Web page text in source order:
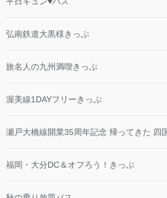
弘南鉄道大黒様きっぷ
旅名人の九州満喫きっぷ
渥美線1DAYフリーきっぷ
瀬戸大橋線開業35周年記念 帰ってきた 四
福岡・大分DC＆オフろう！きっぷ